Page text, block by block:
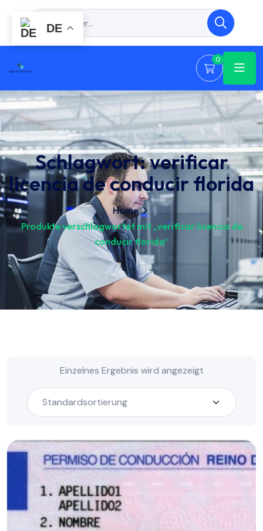
0
Schlagwort:verificar
licencia de conducir florida
Home
Produkte verschlagwortet mit „verificar licencia de
conducir florida“
Einzelnes Ergebnis wird angezeigt
DE